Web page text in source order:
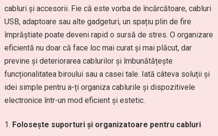
cabluri și accesorii. Fie că este vorba de încărcătoare, cabluri
USB, adaptoare sau alte gadgeturi, un spațiu plin de fire
împrăștiate poate deveni rapid o sursă de stres. O organizare
eficientă nu doar că face loc mai curat și mai plăcut, dar
previne și deteriorarea cablurilor și îmbunătățește
funcționalitatea biroului sau a casei tale. Iată câteva soluții și
idei simple pentru a-ți organiza cablurile și dispozitivele
electronice într-un mod eficient și estetic.
Folosește suporturi și organizatoare pentru cabluri